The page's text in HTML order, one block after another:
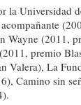
la Universidad
Wayne (2011,
premio
Valera), La
Camino sin